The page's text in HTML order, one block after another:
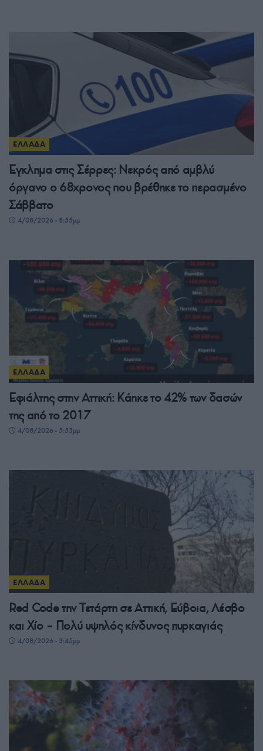
ΕΛΛΑΔΑ
Έγκλημα στις Σέρρες: Νεκρός από αμβλύ
όργανο ο 68χρονος που βρέθηκε το περασμένο
Σάββατο
4/08/2026 - 8:55μμ
ΕΛΛΑΔΑ
Εφιάλτης στην Αττική: Κάηκε το 42% των δασών
της από το 2017
4/08/2026 - 5:53μμ
ΕΛΛΑΔΑ
Red Code την Τετάρτη σε Αττική, Εύβοια, Λέσβο
και Χίο – Πολύ υψηλός κίνδυνος πυρκαγιάς
4/08/2026 - 3:45μμ